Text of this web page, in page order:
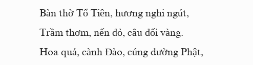
Bàn thờ Tổ Tiên, hương nghi ngút,
Trầm thơm, nến đỏ, câu đối vàng.
Hoa quả, cành Đào, cúng dường Phật,